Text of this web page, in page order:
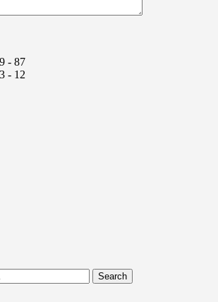
- 87
- 12
Search